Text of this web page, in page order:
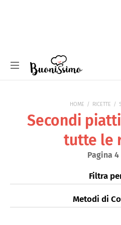
HOME RICETTE
Secondi
tutte le
Pagina 4
Filtra
Secondi piatti
Metodi di